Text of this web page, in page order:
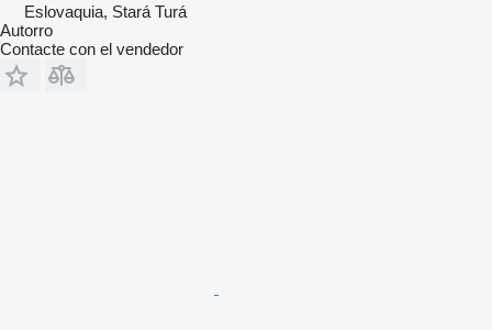
Eslovaquia, Stará Turá
Autorro
Contacte con el vendedor